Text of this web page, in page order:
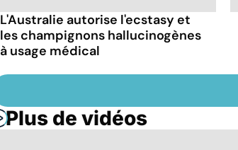
L'Australie autorise l'ecstasy et
les champignons hallucinogènes
à usage médical
Plus de vidéos